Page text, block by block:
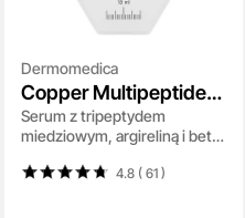
Dermomedica
Copper Multipeptide
Serum
Serum z tripeptydem
miedziowym, argireliną i beta-
4.8 ( 61)